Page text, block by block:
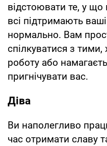
відстоювати те, у що
всі підтримають ваші
нормально. Вам
спілкуватися з
роботу або
пригнічувати вас.
Діва
Ви наполегливо
час отримати славу